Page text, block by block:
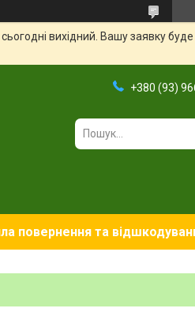
вихідний. Вашу заявку
+380 (93)
повернення та